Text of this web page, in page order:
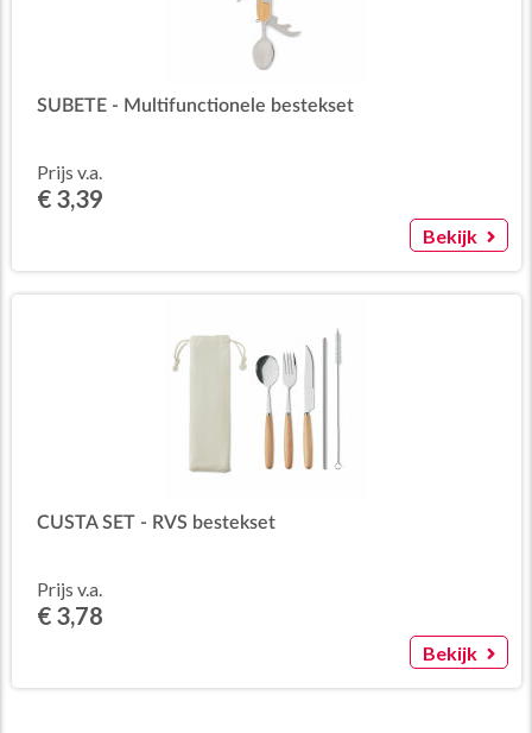
SUBETE - Multifunctionele bestekset
Prijs v.a.
€ 3,39
Bekijk
CUSTA SET - RVS bestekset
Prijs v.a.
€ 3,78
Bekijk